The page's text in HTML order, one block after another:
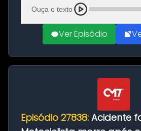
Amazonas. A colisão ocorreu
Ouça o texto
Ver Episódio
Episódio 27838: Acidente